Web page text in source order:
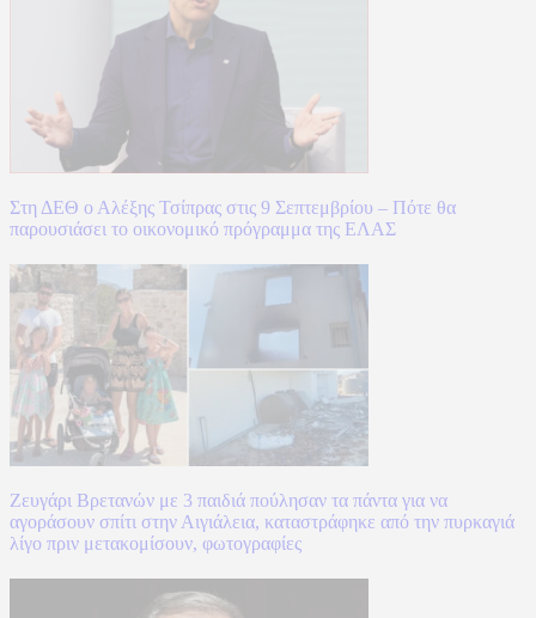
Στη ΔΕΘ ο Αλέξης Τσίπρας στις 9 Σεπτεμβρίου – Πότε θα
παρουσιάσει το οικονομικό πρόγραμμα της ΕΛΑΣ
Ζευγάρι Βρετανών με 3 παιδιά πούλησαν τα πάντα για να
αγοράσουν σπίτι στην Αιγιάλεια, καταστράφηκε από την πυρκαγιά
λίγο πριν μετακομίσουν, φωτογραφίες